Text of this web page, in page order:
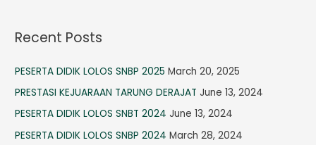
Recent Posts
PESERTA DIDIK LOLOS SNBP 2025 March 20, 2025
PRESTASI KEJUARAAN TARUNG DERAJAT June 13, 2024
PESERTA DIDIK LOLOS SNBT 2024 June 13, 2024
PESERTA DIDIK LOLOS SNBP 2024 March 28, 2024